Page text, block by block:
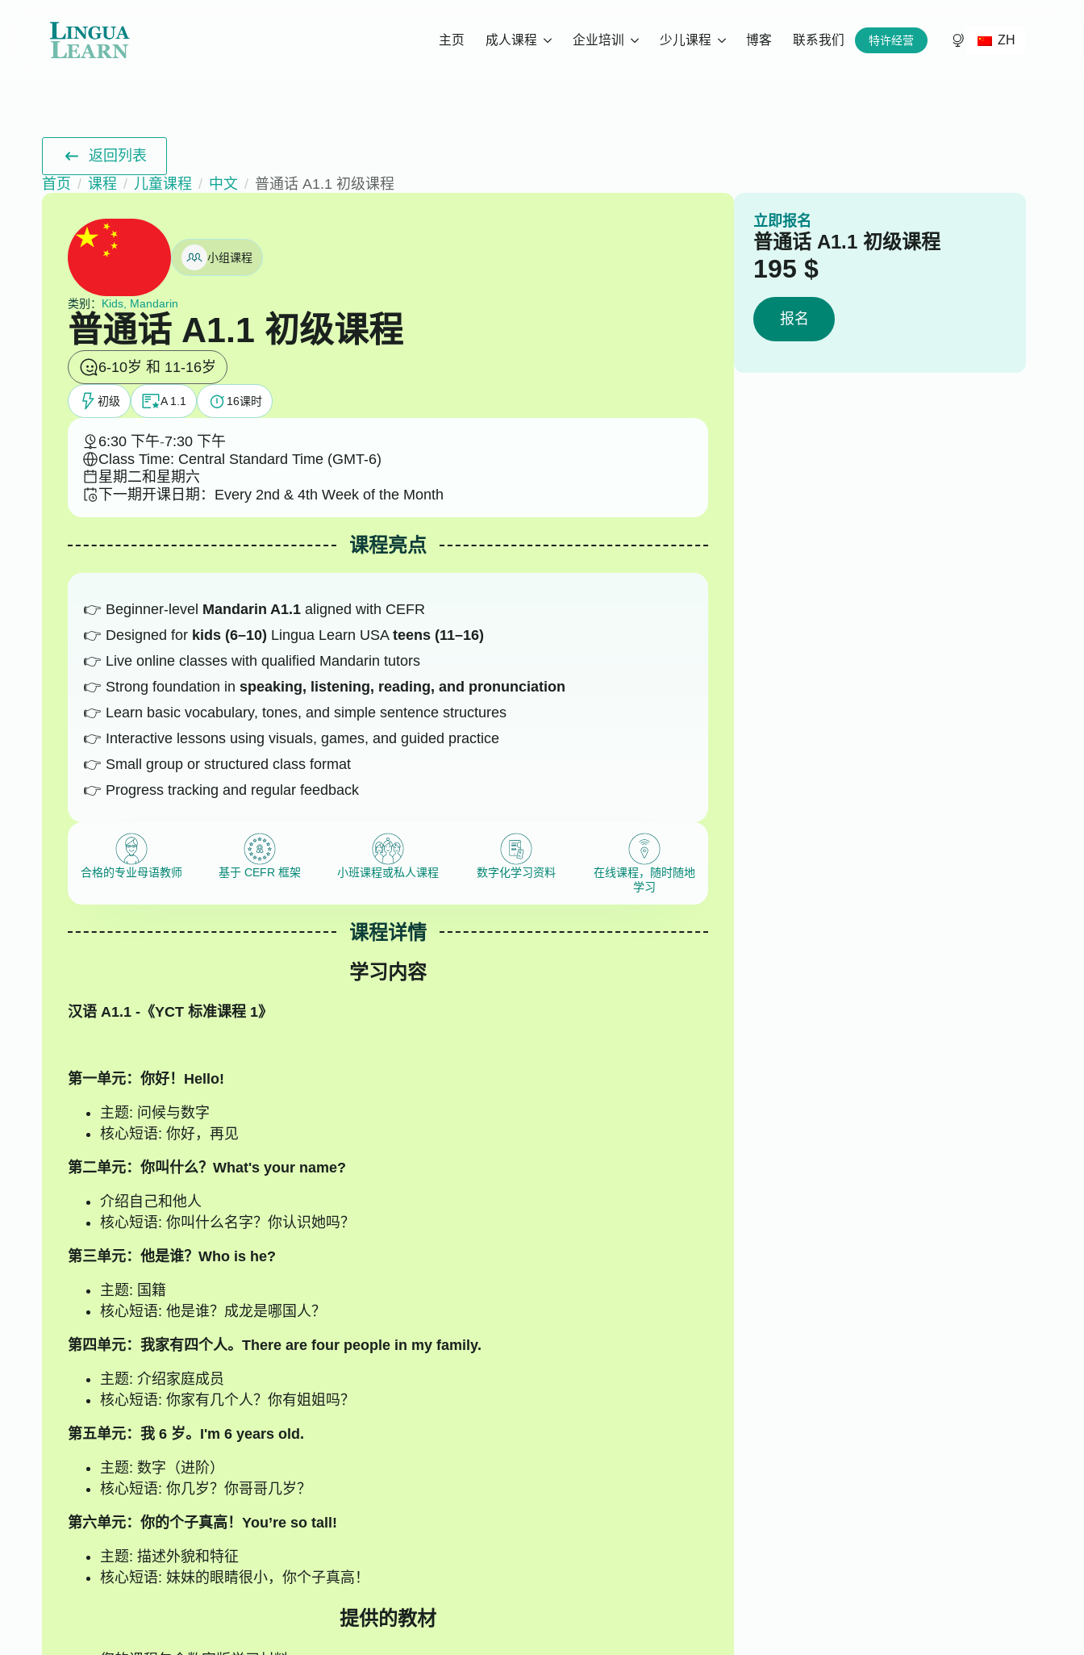
主页 成人课程 企业培训 少儿课程 博客 联系我们 特许经营 ZH
返回列表
首页
课程 儿童课程 中文 普通话 A1.1 初级课程
小组课程
类别： Kids, Mandarin
普通话 A1.1 初级课程
6-10岁 和 11-16岁
初级 A 1.1 16课时
6:30 下午-7:30 下午
Class Time: Central Standard Time (GMT-6)
星期二和星期六
下一期开课日期： Every 2nd & 4th Week of the Month
课程亮点
Beginner-level Mandarin A1.1aligned with CEFR
Designed for kids (6–10) Lingua Learn USA teens (11–16)
Live online classes with qualified Mandarin tutors
Strong foundation in speaking, listening, reading, and pronunciation
Learn basic vocabulary, tones, and simple sentence structures
Interactive lessons using visuals, games, and guided practice
Small group or structured class format
Progress tracking and regular feedback
合格的专业母语教师 基于 CEFR 框架 小班课程或私人课程 数字化学习资料
在线课程，随时随地
学习
课程详情
学习内容
汉语 A1.1 -《YCT 标准课程 1》
第一单元：你好！Hello!
主题: 问候与数字
核心短语: 你好，再见
第二单元：你叫什么？What's your name?
介绍自己和他人
核心短语: 你叫什么名字？你认识她吗？
第三单元：他是谁？Who is he?
主题: 国籍
核心短语: 他是谁？成龙是哪国人？
第四单元：我家有四个人。There are four people in my family.
主题: 介绍家庭成员
核心短语: 你家有几个人？你有姐姐吗？
第五单元：我 6 岁。I'm 6 years old.
主题: 数字（进阶）
核心短语: 你几岁？你哥哥几岁？
第六单元：你的个子真高！You’re so tall!
主题: 描述外貌和特征
核心短语: 妹妹的眼睛很小，你个子真高！
提供的教材
立即报名
普通话 A1.1 初级课程
195 $
报名